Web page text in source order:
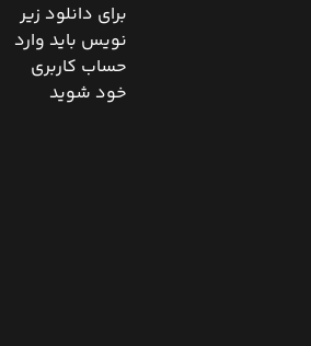
برای دانلود زیر
نویس باید وارد
حساب کاربری
خود شوید